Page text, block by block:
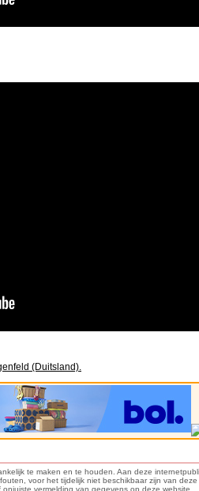
(Duitsland).
te maken en te houden. Aan deze
voor het tijdelijk niet beschikbaar zijn van